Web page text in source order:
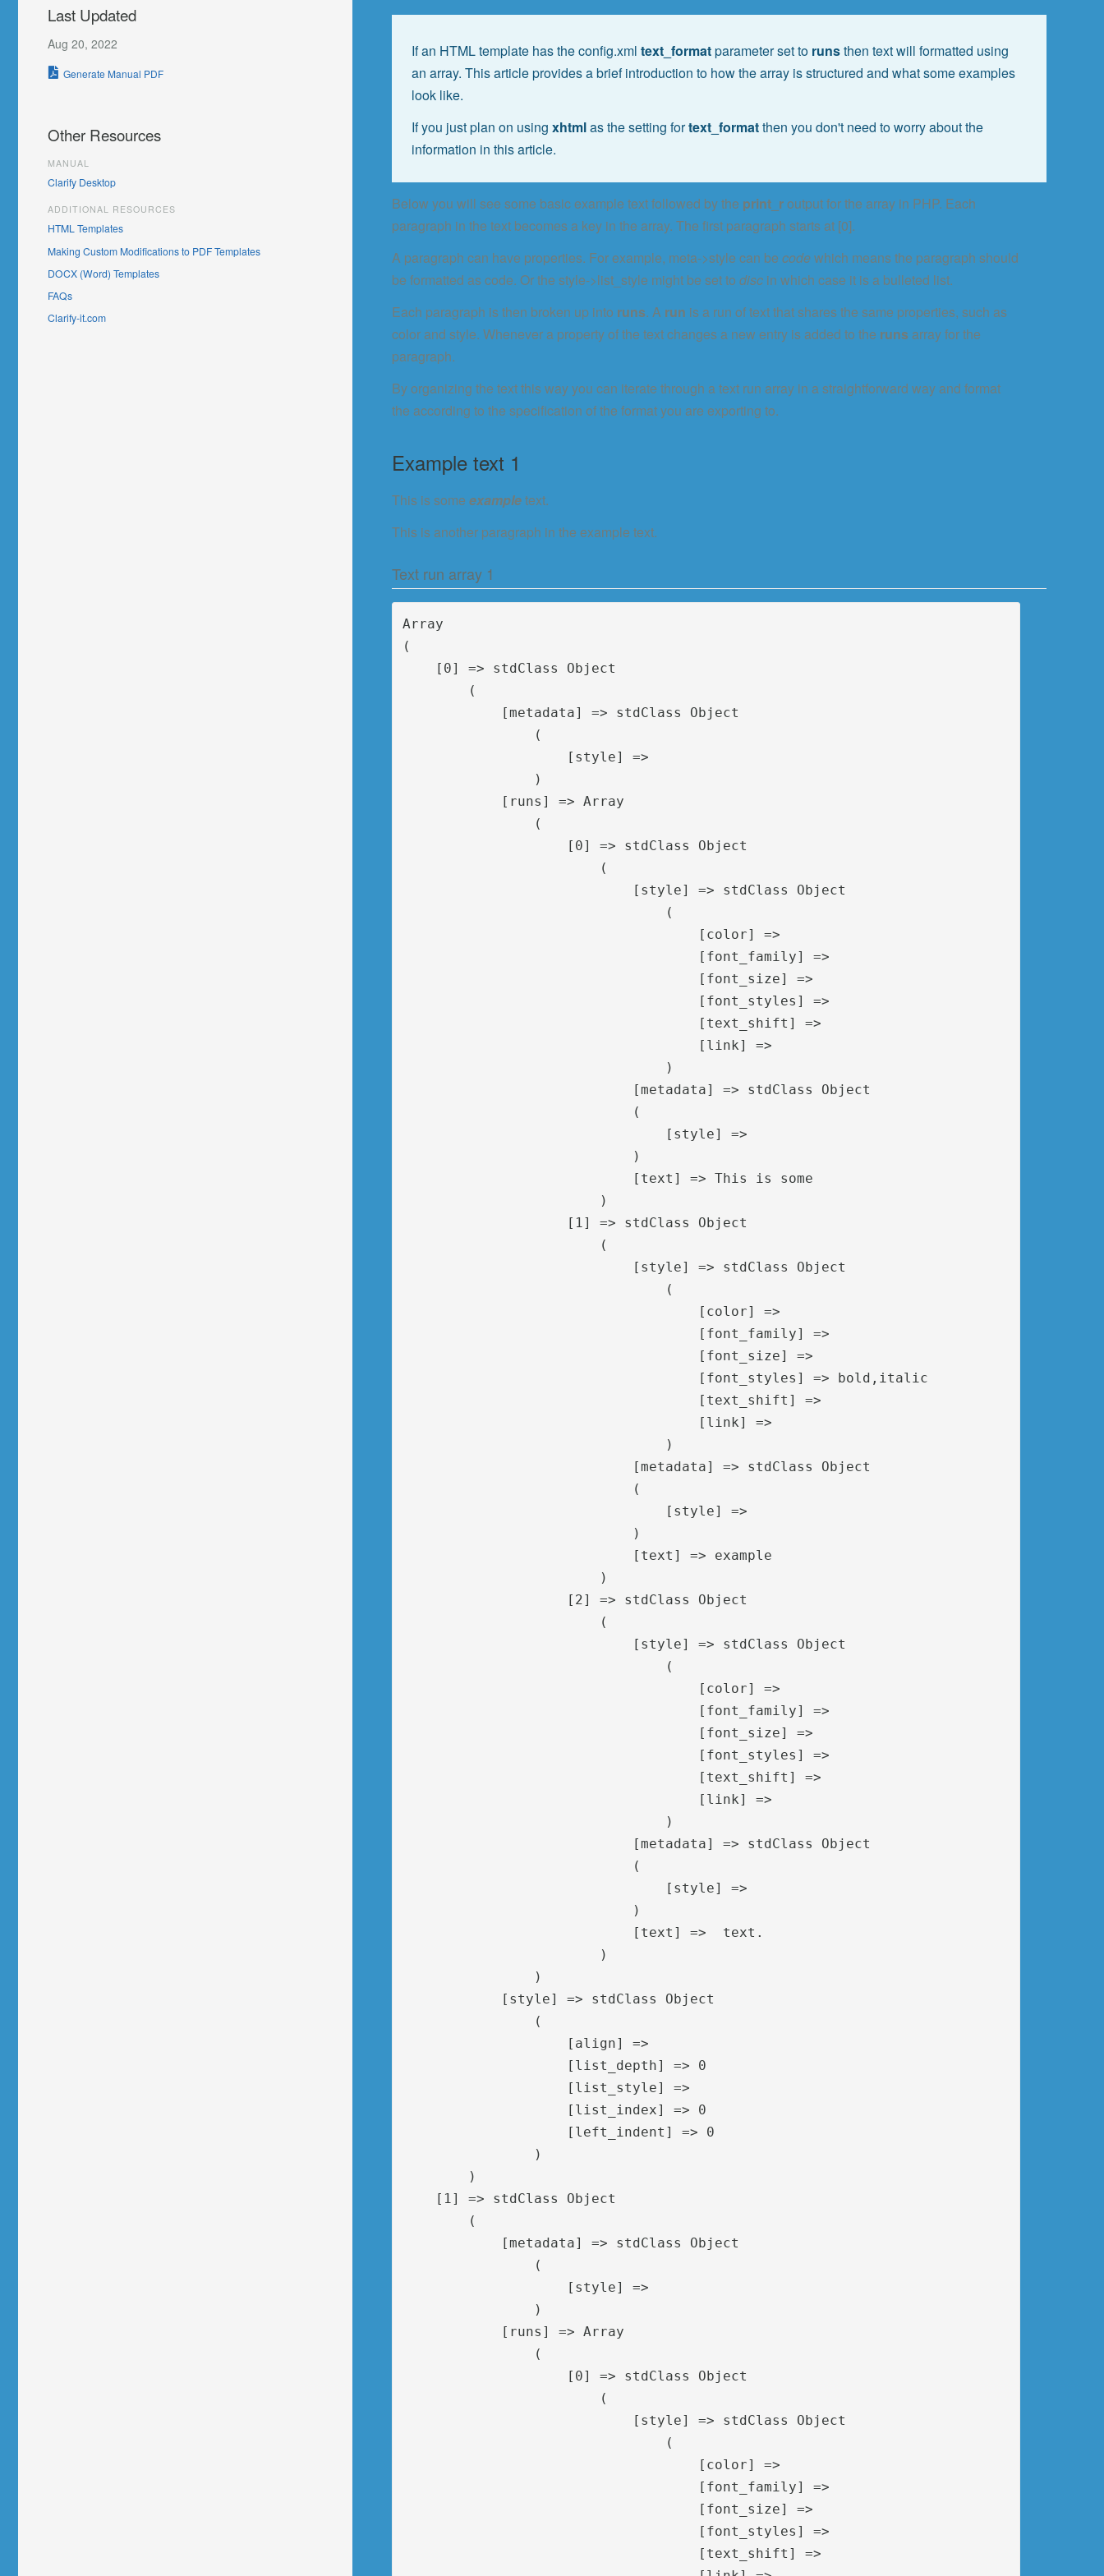
If an HTML template has the config.xmltext_formatparameter set to runsthen text will formatted using
an array. This article provides a brief introduction to how the array is structured and what some examples
look like.
If you just plan on usingxhtmlas the setting fortext_formatthen you don't need to worry about the
information in this article.
Below you will see some basic example text followed by the print_routput for the array in PHP. Each
paragraph in the text becomes a key in the array. The first paragraph starts at [0].
A paragraph can have properties. For example, meta->style can becodewhich means the paragraph should
be formatted as code. Or the style->list_style might be set todisc in which case it is a bulleted list.
Each paragraph is then broken up into runs. A run is a run of text that shares the same properties, such as
color and style. Whenever a property of the text changes a new entry is added to the runs array for the
paragraph.
By organizing the text this way you can iterate through a text run array in a straightforward way and format
the according to the specification of the format you are exporting to.
Example text 1
This is someexampletext.
This is another paragraph in the example text.
Text run array 1
Array
(
[0] => stdClass Object
(
[metadata] => stdClass Object
(
[style] =>
)
[runs] => Array
(
[0] => stdClass Object
(
[style] => stdClass Object
(
[color] =>
[font_family] =>
[font_size] =>
[font_styles] =>
[text_shift] =>
[link] =>
)
[metadata] => stdClass Object
(
[style] =>
)
[text] => This is some
)
[1] => stdClass Object
(
[style] => stdClass Object
(
[color] =>
[font_family] =>
[font_size] =>
[font_styles] => bold,italic
[text_shift] =>
[link] =>
)
[metadata] => stdClass Object
(
[style] =>
)
[text] => example
)
[2] => stdClass Object
(
[style] => stdClass Object
(
[color] =>
[font_family] =>
[font_size] =>
[font_styles] =>
[text_shift] =>
[link] =>
)
[metadata] => stdClass Object
(
[style] =>
)
[text] =>  text.
)
)
[style] => stdClass Object
(
[align] =>
[list_depth] => 0
[list_style] =>
[list_index] => 0
[left_indent] => 0
)
)
[1] => stdClass Object
(
[metadata] => stdClass Object
(
[style] =>
)
[runs] => Array
(
[0] => stdClass Object
(
[style] => stdClass Object
(
[color] =>
[font_family] =>
[font_size] =>
[font_styles] =>
[text_shift] =>
Last Updated
Aug 20, 2022
Generate Manual PDF
Other Resources
MANUAL
Clarify Desktop
ADDITIONAL RESOURCES
HTML Templates
Making Custom Modifications to PDF Templates
DOCX (Word) Templates
FAQs
Clarify-it.com